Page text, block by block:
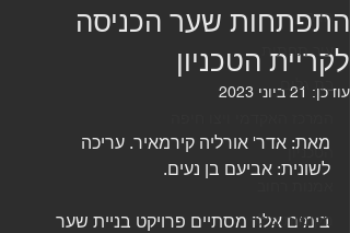
הדר
עיר תחתית
בת גלים
הטכניון
מקומות בילוי
התפתחות שער הכניסה
לקריית הטכניון
עודכן: 21 ביוני 2023
מאת: אדר' אורליה קירמאיר. עריכה
לשונית: אביעם בן נעים.
בימים אלה מסתיים פרויקט בניית שער